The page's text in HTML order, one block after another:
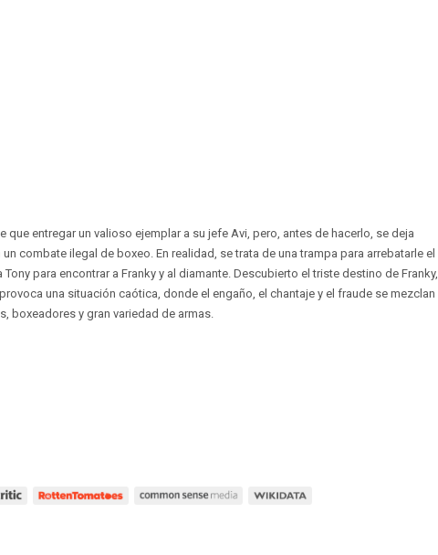
que entregar un valioso ejemplar a su jefe Avi, pero, antes de hacerlo, se deja
combate ilegal de boxeo. En realidad, se trata de una trampa para arrebatarle el
para encontrar a Franky y al diamante. Descubierto el triste destino de Franky,
una situación caótica, donde el engaño, el chantaje y el fraude se mezclan
boxeadores y gran variedad de armas.